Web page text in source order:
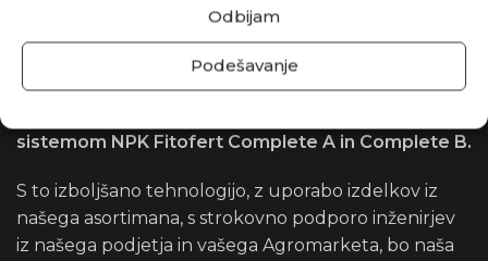
Odbijam
Podešavanje
so se z namenom izboljšanja tehnologije pojavili novi
izdelki, kot soFitofert Quatro,Fitofert Ca Organo
sistemom NPK Fitofert Complete A in Complete B.
S to izboljšano tehnologijo, z uporabo izdelkov iz
našega asortimana, s strokovno podporo inženirjev
iz našega podjetja in vašega Agromarketa, bo naša